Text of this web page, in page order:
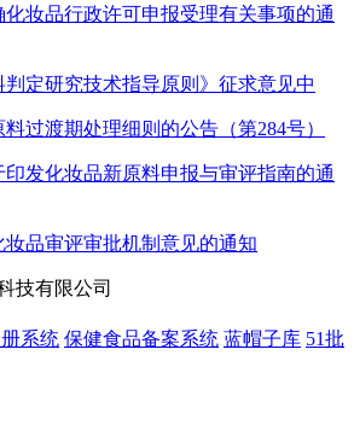
妆品行政许可申报受理有关事项的通
判定研究技术指导原则》征求意见中
过渡期处理细则的公告（第284号）
印发化妆品新原料申报与审评指南的通
妆品审评审批机制意见的通知
系统 保健食品备案系统 蓝帽子库 51批